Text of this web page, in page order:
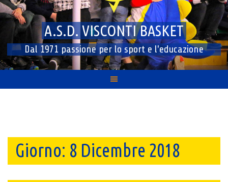
A.S.D. VISCONTI BASKET
Dal 1971 passione per lo sport e l'educazione
Giorno: 8 Dicembre 2018